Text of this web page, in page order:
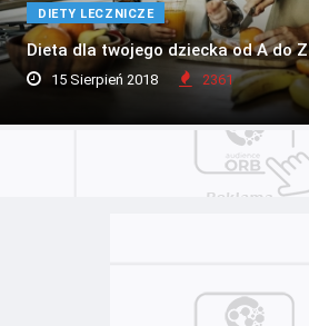
DIETY LECZNICZE
Dieta dla twojego dziecka od A do Z
15 Sierpień 2018 2361